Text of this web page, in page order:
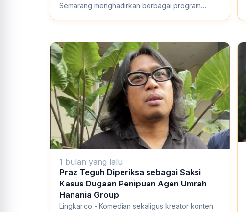
Semarang menghadirkan berbagai program
1 bulan yang lalu
Praz Teguh Diperiksa sebagai Saksi
Kasus Dugaan Penipuan Agen Umrah
Hanania Group
Lingkar.co - Komedian sekaligus kreator konten